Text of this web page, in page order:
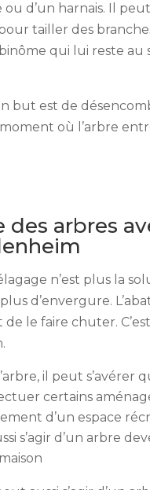
d’un harnais. Il peut
tailler des
qui lui reste au
but est de
où l’arbre
des arbres
n’est plus la
d’envergure.
le faire chuter.
il peut s’avérer
certains
d’un espace
s’agir d’un arbre